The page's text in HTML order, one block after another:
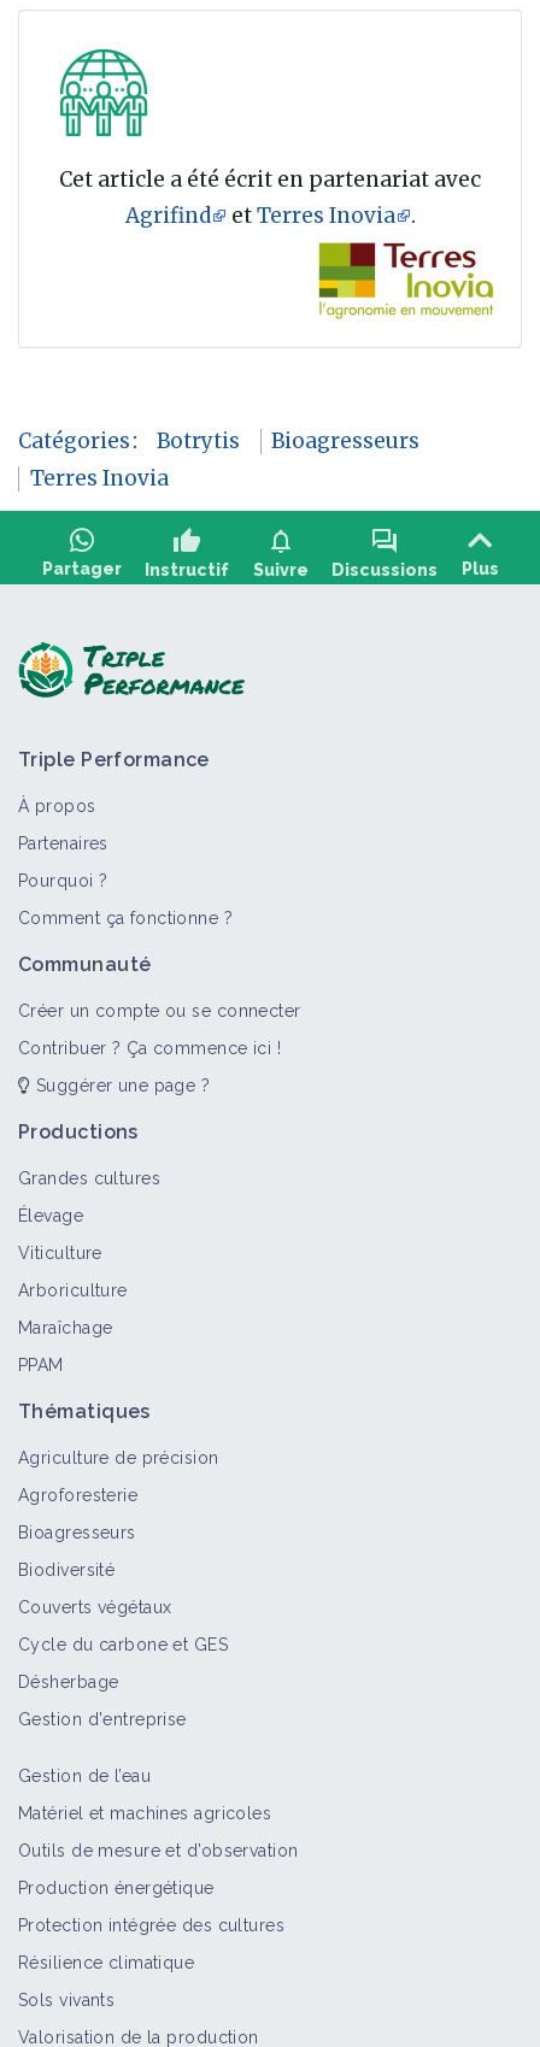
Cet article a été écrit en partenariat avec
Agrifind
etTerres Inovia .
Catégories: Botrytis
Bioagresseurs
Terres Inovia
Partager
thumb_up
Instructif
notifications
Suivre
forum
Discussions Plus
Botrytis
Botrytis sur chanvre
Triple Performance
À propos
Partenaires
Pourquoi ?
Comment ça fonctionne ?
Communauté
Créer un compte ou se connecter
Contribuer ? Ça commence ici !
Suggérer une page ?
Productions
Grandes cultures
Élevage
Viticulture
Arboriculture
Maraîchage
PPAM
Thématiques
Agriculture de précision
Agroforesterie
Bioagresseurs
Biodiversité
Couverts végétaux
Cycle du carbone et GES
Désherbage
Gestion d'entreprise
Gestion de l’eau
Matériel et machines agricoles
Outils de mesure et d’observation
Production énergétique
Protection intégrée des cultures
Résilience climatique
Sols vivants
Valorisation de la production